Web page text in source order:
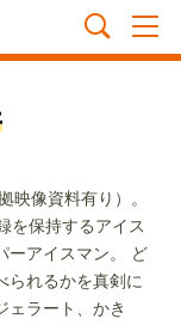
映像資料有り）。
を保持するアイス
ーアイスマン。 ど
られるかを真剣に
ェラート、かき